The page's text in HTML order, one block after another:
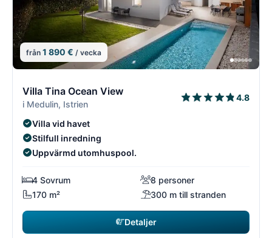
från 1 890 € / vecka
Villa Tina Ocean View
i Medulin, Istrien
4.8
Villa vid havet
Stilfull inredning
Uppvärmd utomhuspool.
4 Sovrum
8 personer
170 m²
300 m till stranden
Detaljer